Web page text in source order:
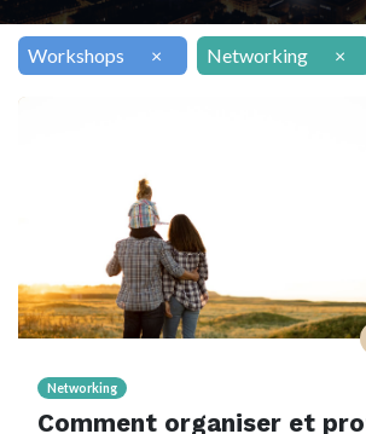
Workshops × Networking ×
Networking
Comment organiser et